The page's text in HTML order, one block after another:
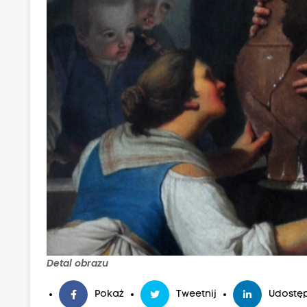
Detal obrazu
Pokaż Tweetnij